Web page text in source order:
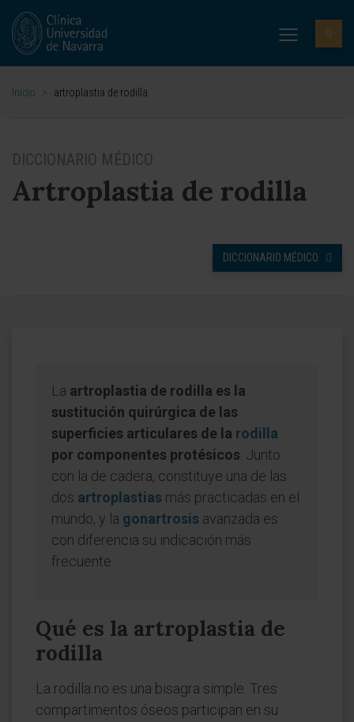
Inicio > artroplastia de rodilla
DICCIONARIO MÉDICO
Artroplastia de rodilla
DICCIONARIO MÉDICO
La artroplastia de rodilla es la
sustitución quirúrgica de las
superficies articulares de la rodilla
por componentes protésicos . Junto
con la de cadera, constituye una de las
dos artroplastias más practicadas en el
mundo, y la gonartrosis avanzada es
con diferencia su indicación más
frecuente.
Qué es la artroplastia de
rodilla
La rodilla no es una bisagra simple. Tres
compartimentos óseos participan en su